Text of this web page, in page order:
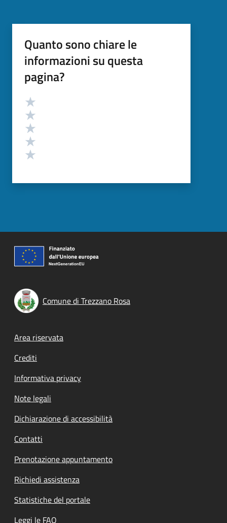
Quanto sono chiare le
informazioni su questa
pagina?
Valutazione
Comune di Trezzano Rosa
Footer menu
Area riservata
Crediti
Informativa privacy
Note legali
Dichiarazione di accessibilità
Contatti
Prenotazione appuntamento
Richiedi assistenza
Statistiche del portale
Leggi le FAQ